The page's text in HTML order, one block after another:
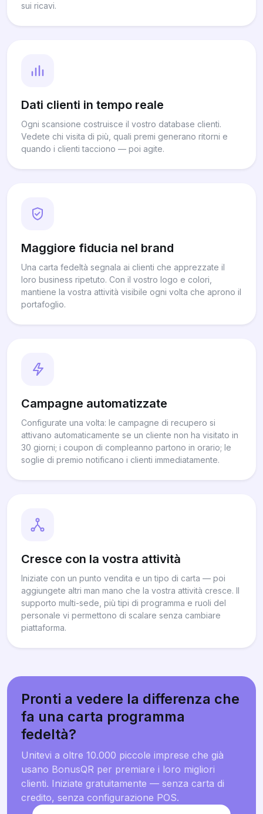
sui ricavi.
Dati clienti in tempo reale
Ogni scansione costruisce il vostro database clienti.
Vedete chi visita di più, quali premi generano ritorni e
quando i clienti tacciono — poi agite.
Maggiore fiducia nel brand
Una carta fedeltà segnala ai clienti che apprezzate il
loro business ripetuto. Con il vostro logo e colori,
mantiene la vostra attività visibile ogni volta che aprono il
portafoglio.
Campagne automatizzate
Configurate una volta: le campagne di recupero si
attivano automaticamente se un cliente non ha visitato in
30 giorni; i coupon di compleanno partono in orario; le
soglie di premio notificano i clienti immediatamente.
Cresce con la vostra attività
Iniziate con un punto vendita e un tipo di carta — poi
aggiungete altri man mano che la vostra attività cresce. Il
supporto multi-sede, più tipi di programma e ruoli del
personale vi permettono di scalare senza cambiare
piattaforma.
Pronti a vedere la differenza che
fa una carta programma
fedeltà?
Unitevi a oltre 10.000 piccole imprese che già
usano BonusQR per premiare i loro migliori
clienti. Iniziate gratuitamente — senza carta di
credito, senza configurazione POS.